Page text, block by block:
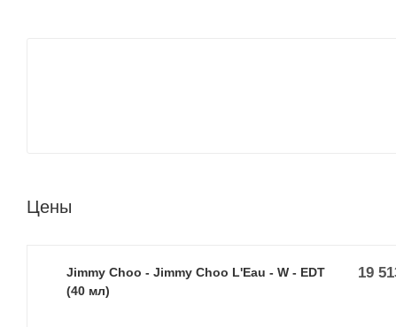
Цены
Jimmy Choo - Jimmy Choo L'Eau - W - EDT
(40 мл)
19